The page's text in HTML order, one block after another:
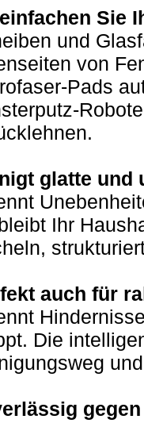
Sie
und
von
Pads
glatte und
Ihr
auch für
Die